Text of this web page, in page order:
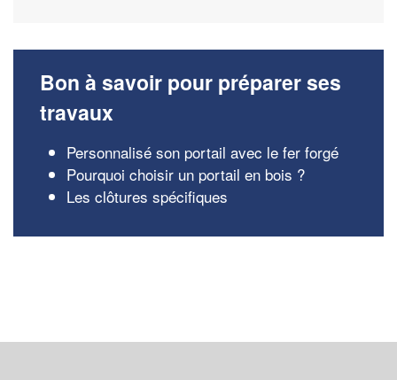
Bon à savoir pour préparer ses
travaux
Personnalisé son portail avec le fer forgé
Pourquoi choisir un portail en bois ?
Les clôtures spécifiques